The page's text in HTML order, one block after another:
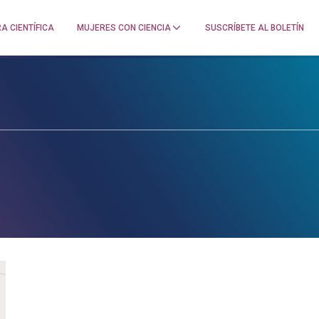
CIENTÍFICA MUJERES CON CIENCIA SUSCRÍBETE AL BOLETÍN